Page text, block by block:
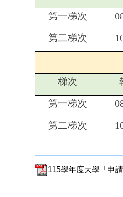
第一梯次
第二梯次
梯次
第一梯次
第二梯次
115學年度大學「申